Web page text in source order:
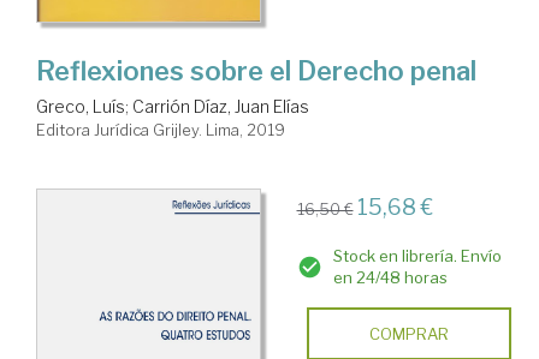
Reflexiones sobre el Derecho penal
Greco, Luís; Carrión Díaz, Juan Elías
Editora Jurídica Grijley. Lima, 2019
16,50 € 15,68 €
Stock en librería. Envío
en 24/48 horas
COMPRAR